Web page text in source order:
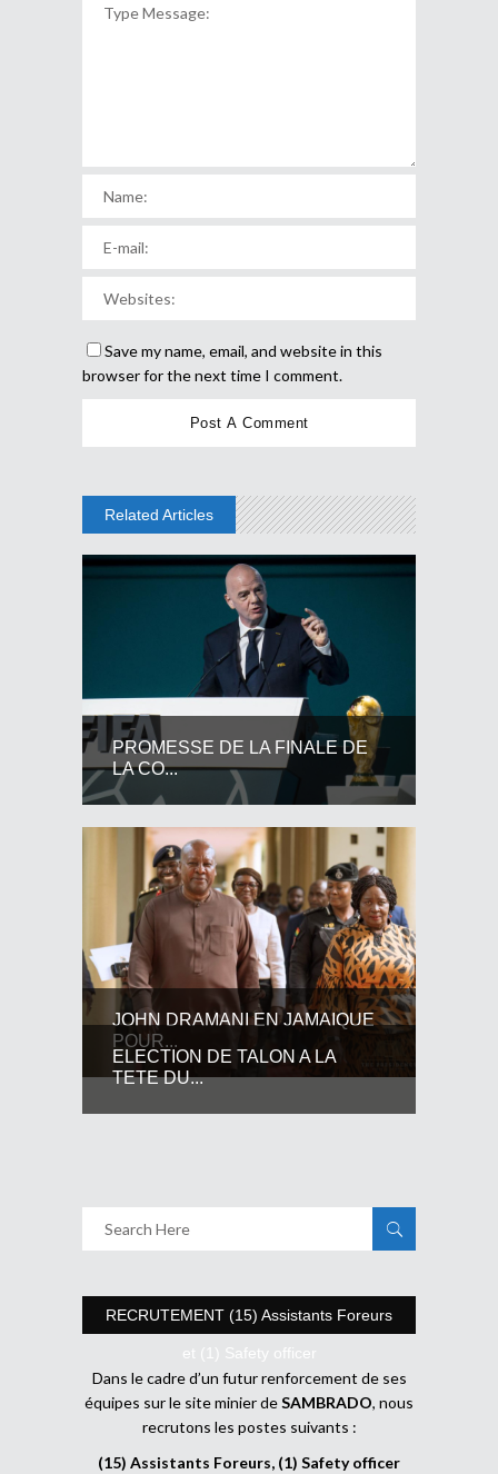
Save my name, email, and website in this
browser for the next time I comment.
Related Articles
PROMESSE DE LA FINALE DE
LA CO...
JOHN DRAMANI EN JAMAIQUE
POUR...
ELECTION DE TALON A LA
TETE DU...
RECRUTEMENT (15) Assistants Foreurs
et (1) Safety officer
Dans le cadre d’un futur renforcement de ses
équipes sur le site minier deSAMBRADO, nous
recrutons les postes suivants :
(15) Assistants Foreurs, (1) Safety officer